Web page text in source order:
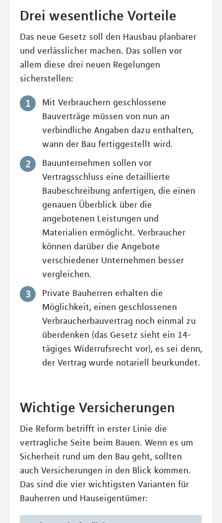
Drei wesentliche Vorteile
Das neue Gesetz soll den Hausbau planbarer
und verlässlicher machen. Das sollen vor
allem diese drei neuen Regelungen
sicherstellen:
Mit Verbrauchern geschlossene
Bauverträge müssen von nun an
verbindliche Angaben dazu enthalten,
wann der Bau fertiggestellt wird.
Bauunternehmen sollen vor
Vertragsschluss eine detaillierte
Baubeschreibung anfertigen, die einen
genauen Überblick über die
angebotenen Leistungen und
Materialien ermöglicht. Verbraucher
können darüber die Angebote
verschiedener Unternehmen besser
vergleichen.
Private Bauherren erhalten die
Möglichkeit, einen geschlossenen
Verbraucherbauvertrag noch einmal zu
überdenken (das Gesetz sieht ein 14-
tägiges Widerrufsrecht vor), es sei denn,
der Vertrag wurde notariell beurkundet.
Wichtige Versicherungen
Die Reform betrifft in erster Linie die
vertragliche Seite beim Bauen. Wenn es um
Sicherheit rund um den Bau geht, sollten
auch Versicherungen in den Blick kommen.
Das sind die vier wichtigsten Varianten für
Bauherren und Hauseigentümer: